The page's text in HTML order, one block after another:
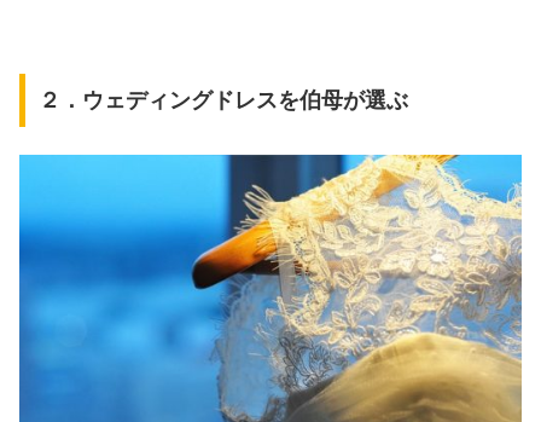
２．ウェディングドレスを伯母が選ぶ